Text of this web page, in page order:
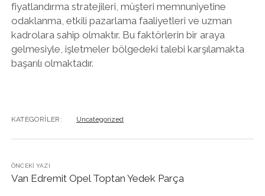
fiyatlandırma stratejileri, müşteri memnuniyetine
odaklanma, etkili pazarlama faaliyetleri ve uzman
kadrolara sahip olmaktır. Bu faktörlerin bir araya
gelmesiyle, işletmeler bölgedeki talebi karşılamakta
başarılı olmaktadır.
KATEGORILER: Uncategorized
ÖNCEKI YAZI
Van Edremit Opel Toptan Yedek Parça